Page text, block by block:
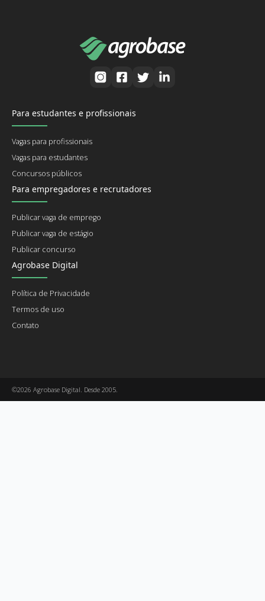
Para estudantes e profissionais
Vagas para profissionais
Vagas para estudantes
Concursos públicos
Para empregadores e recrutadores
Publicar vaga de emprego
Publicar vaga de estágio
Publicar concurso
Agrobase Digital
Política de Privacidade
Termos de uso
Contato
©2026 Agrobase Digital. Desde 2005.